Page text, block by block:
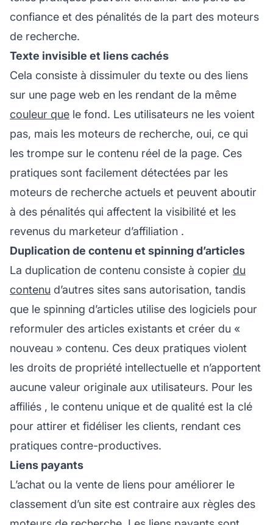
confiance et des pénalités de la part des moteurs
de recherche.
Texte invisible et liens cachés
Cela consiste à dissimuler du texte ou des liens
sur une page web en les rendant de la même
couleur que le fond. Les utilisateurs ne les voient
pas, mais les moteurs de recherche, oui, ce qui
les trompe sur le contenu réel de la page. Ces
pratiques sont facilement détectées par les
moteurs de recherche actuels et peuvent aboutir
à des pénalités qui affectent la visibilité et les
revenus du marketeur d’affiliation .
Duplication de contenu et spinning d’articles
La duplication de contenu consiste à copier du
contenu d’autres sites sans autorisation, tandis
que le spinning d’articles utilise des logiciels pour
reformuler des articles existants et créer du «
nouveau » contenu. Ces deux pratiques violent
les droits de propriété intellectuelle et n’apportent
aucune valeur originale aux utilisateurs. Pour les
affiliés , le contenu unique et de qualité est la clé
pour attirer et fidéliser les clients, rendant ces
pratiques contre-productives.
Liens payants
L’achat ou la vente de liens pour améliorer le
classement d’un site est contraire aux règles des